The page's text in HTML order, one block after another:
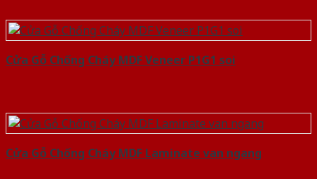
Cửa Gỗ Chống Cháy MDF Veneer P1G1 soi
Cửa Gỗ Chống Cháy MDF Laminate van ngang